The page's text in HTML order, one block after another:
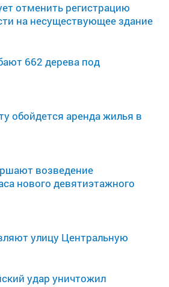
отменить регистрацию
на несуществующее здание
662 дерева под
обойдется аренда жилья в
возведение
нового девятиэтажного
улицу Центральную
удар уничтожил